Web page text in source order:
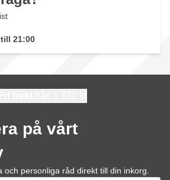
21:00
på vårt
och personliga råd direkt till din inkorg.